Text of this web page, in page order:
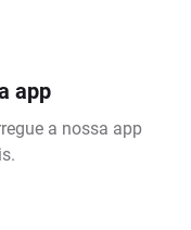
app
a nossa app